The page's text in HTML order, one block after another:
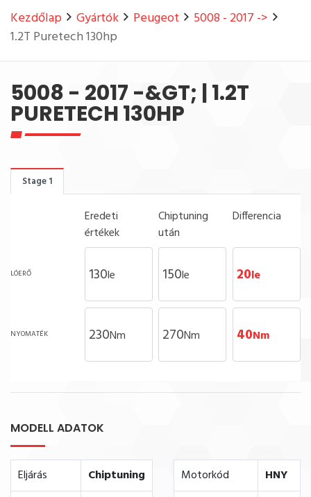
Kezdőlap Gyártók Peugeot
5008 - 2017 ->
1.2T Puretech 130hp
5008 - 2017 -&GT; | 1.2T
PURETECH 130HP
Stage 1
Eredeti
értékek
Chiptuning
után
Differencia
LÓERŐ 130le 150le 20le
NYOMATÉK 230Nm 270Nm 40Nm
MODELL ADATOK
Eljárás
Chiptuning
Motorkód
HNY